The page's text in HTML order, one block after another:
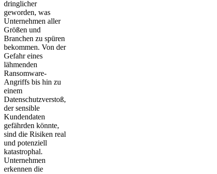
dringlicher
geworden, was
Unternehmen aller
Größen und
Branchen zu spüren
bekommen. Von der
Gefahr eines
lähmenden
Ransomware-
Angriffs bis hin zu
einem
Datenschutzverstoß,
der sensible
Kundendaten
gefährden könnte,
sind die Risiken real
und potenziell
katastrophal.
Unternehmen
erkennen die